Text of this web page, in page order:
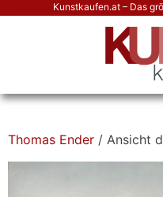
Kunstkaufen.at – Das
Thomas Ender / Ansicht